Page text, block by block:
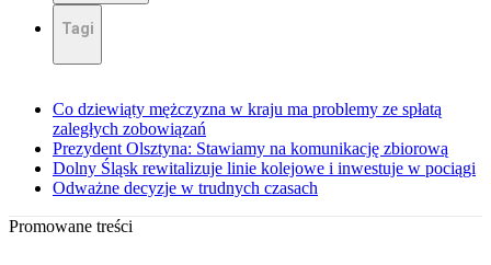
Tagi
Co dziewiąty mężczyzna w kraju ma problemy ze spłatą
zaległych zobowiązań
Prezydent Olsztyna: Stawiamy na komunikację zbiorową
Dolny Śląsk rewitalizuje linie kolejowe i inwestuje w pociągi
Odważne decyzje w trudnych czasach
Promowane treści